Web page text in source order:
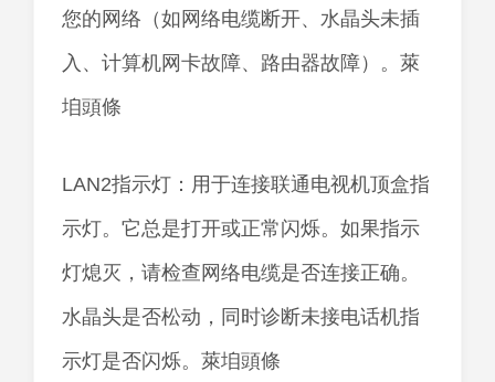
您的网络（如网络电缆断开、水晶头未插
入、计算机网卡故障、路由器故障）。萊
垍頭條
LAN2指示灯：用于连接联通电视机顶盒指
示灯。它总是打开或正常闪烁。如果指示
灯熄灭，请检查网络电缆是否连接正确。
水晶头是否松动，同时诊断未接电话机指
示灯是否闪烁。萊垍頭條